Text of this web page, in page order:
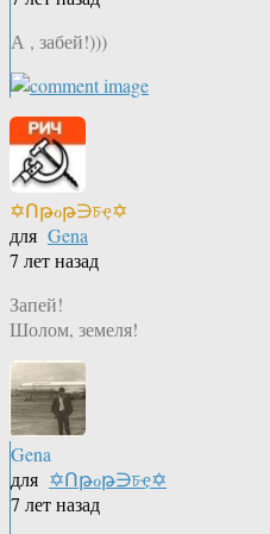
А , забей!)))
✡Ոթℴթ∋চҿ✡
для Gena
7 лет назад
Запей!
Шолом, земеля!
Gena
для ✡Ոթℴթ∋চҿ✡
7 лет назад